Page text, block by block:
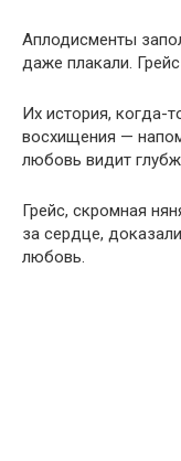
Аплодисменты
даже плакали.
Их история, когда-
восхищения —
любовь видит
Грейс, скромная
за сердце,
любовь.